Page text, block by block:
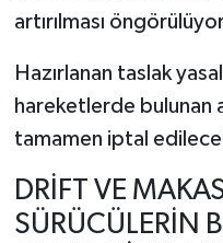
artırılması
Hazırlanan taslak
hareketlerde bulunan
tamamen iptal
DRİFT VE
SÜRÜCÜLERİN